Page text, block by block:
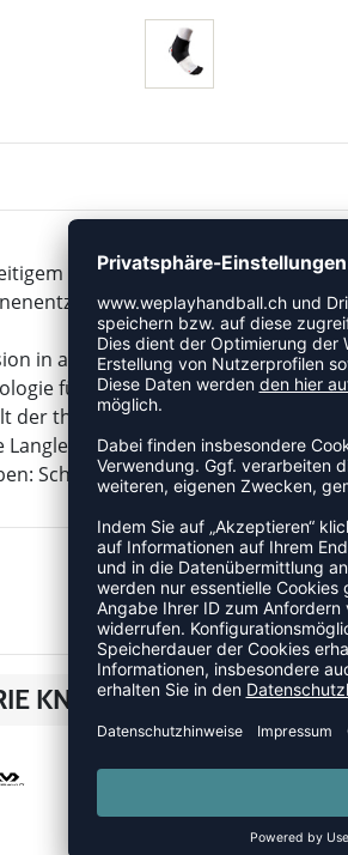
Nylonbesatz, schwarz 431
verbunden sind,
in alle Richtungen
für ein flache und stärkere
der therapeutischen Wärme
Langlebigkeit
Schwarz • Material: 100%
KNÖCHELBANDAGEN
-15%